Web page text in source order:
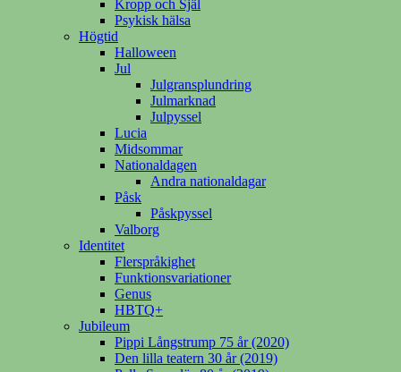
Kropp och Själ
Psykisk hälsa
Högtid
Halloween
Jul
Julgransplundring
Julmarknad
Julpyssel
Lucia
Midsommar
Nationaldagen
Andra nationaldagar
Påsk
Påskpyssel
Valborg
Identitet
Flerspråkighet
Funktionsvariationer
Genus
HBTQ+
Jubileum
Pippi Långstrump 75 år (2020)
Den lilla teatern 30 år (2019)